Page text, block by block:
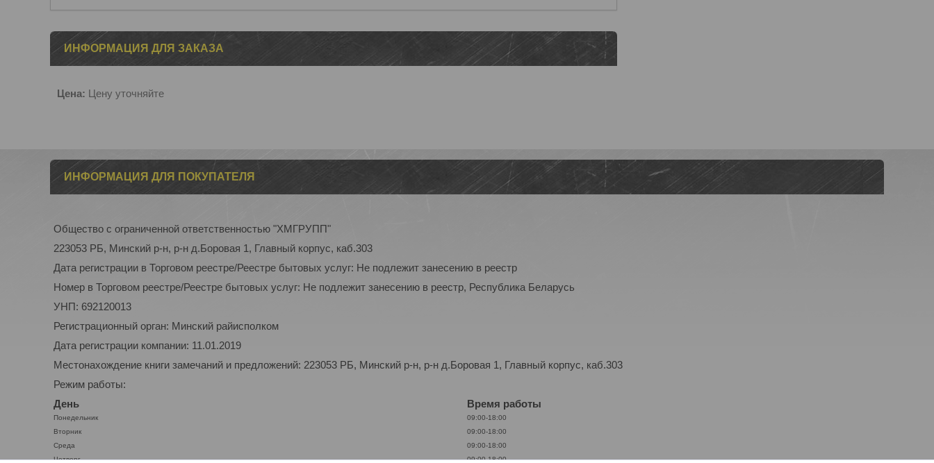
ИНФОРМАЦИЯ ДЛЯ ЗАКАЗА
Цена: Цену уточняйте
ИНФОРМАЦИЯ ДЛЯ ПОКУПАТЕЛЯ
Общество с ограниченной ответственностью "ХМГРУПП"
223053 РБ, Минский р-н, р-н д.Боровая 1, Главный корпус, каб.303
Дата регистрации в Торговом реестре/Реестре бытовых услуг: Не подлежит занесению в реестр
Номер в Торговом реестре/Реестре бытовых услуг: Не подлежит занесению в реестр, Республика Беларусь
УНП: 692120013
Регистрационный орган: Минский райисполком
Дата регистрации компании: 11.01.2019
Местонахождение книги замечаний и предложений: 223053 РБ, Минский р-н, р-н д.Боровая 1, Главный корпус, каб.303
Режим работы:
День
Время работы
Понедельник
09:00-18:00
Вторник
09:00-18:00
Среда
09:00-18:00
Четверг
09:00-18:00